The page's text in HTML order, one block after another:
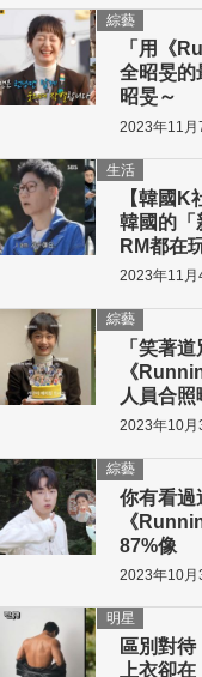
「用《
全昭旻的
昭旻～
綜藝
2023年11月
【韓國
韓國的「
RM都在
生活
2023年11月
「笑著
《
人員合照
綜藝
2023年10
你有看過
《
87%像
綜藝
2023年10月
區別對
上衣卻在
明星